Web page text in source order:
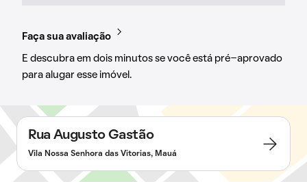
Faça sua avaliação
E descubra em dois minutos se você está pré-aprovado
para alugar esse imóvel.
Rua Augusto Gastão
Vila Nossa Senhora das Vitorias, Mauá